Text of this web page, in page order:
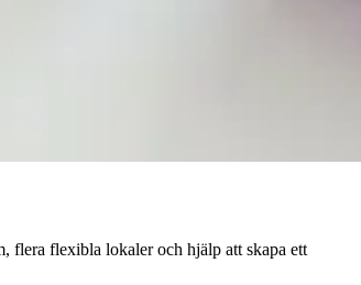
flera flexibla lokaler och hjälp att skapa ett